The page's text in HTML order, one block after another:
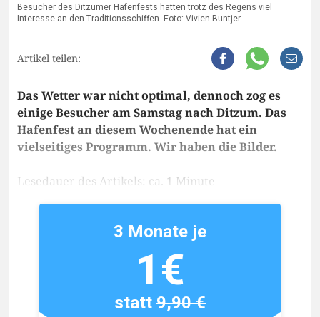
Besucher des Ditzumer Hafenfests hatten trotz des Regens viel
Interesse an den Traditionsschiffen. Foto: Vivien Buntjer
Artikel teilen:
Das Wetter war nicht optimal, dennoch zog es
einige Besucher am Samstag nach Ditzum. Das
Hafenfest an diesem Wochenende hat ein
vielseitiges Programm. Wir haben die Bilder.
Lesedauer des Artikels: ca. 1 Minute
3 Monate je
1€
statt9,90 €